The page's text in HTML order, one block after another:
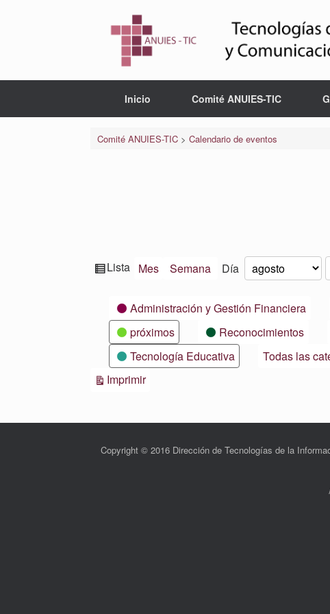
Inicio Comité ANUIES-TIC
Comité ANUIES-TIC> Calendario de eventos
Ver
Lista Mes Semana Día Mes
Día
Año
CategoríasAdministración y Gestión Financiera
próximos
Reconocimientos
Tecnología Educativa
Todas las
ImprimirVistas
Copyright © 2016 Dirección de Tecnologías de la